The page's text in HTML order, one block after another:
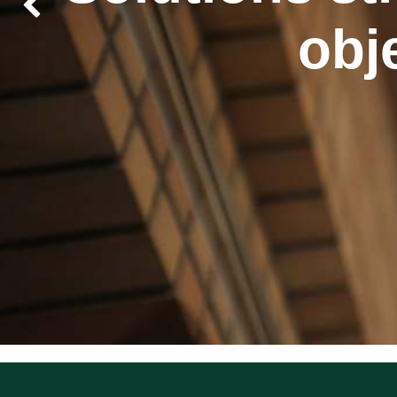
Précédent
Liens Utiles
À-propos
Conseils
Technologies
Formations
E-learning
-nous
À-propos
Leader Africain en
(Sénégal),
d’expertise. Nous
secteurs dans leur
approfondie et des
Implanté dans 7
Cameroun, Togo,